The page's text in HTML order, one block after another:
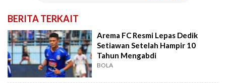
BERITA TERKAIT
Arema FC Resmi Lepas Dedik
Setiawan Setelah Hampir 10
Tahun Mengabdi
BOLA